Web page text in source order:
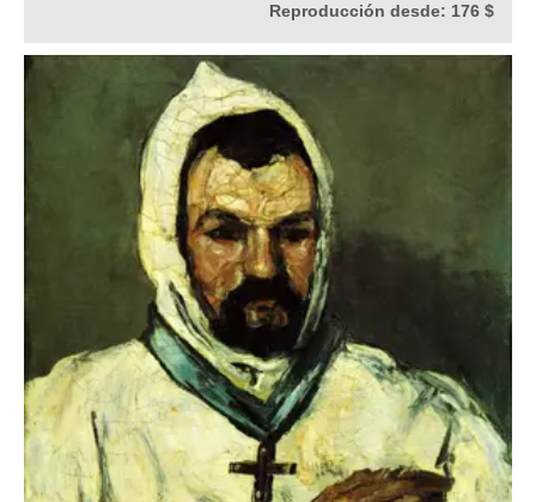
Reproducción desde: 176 $